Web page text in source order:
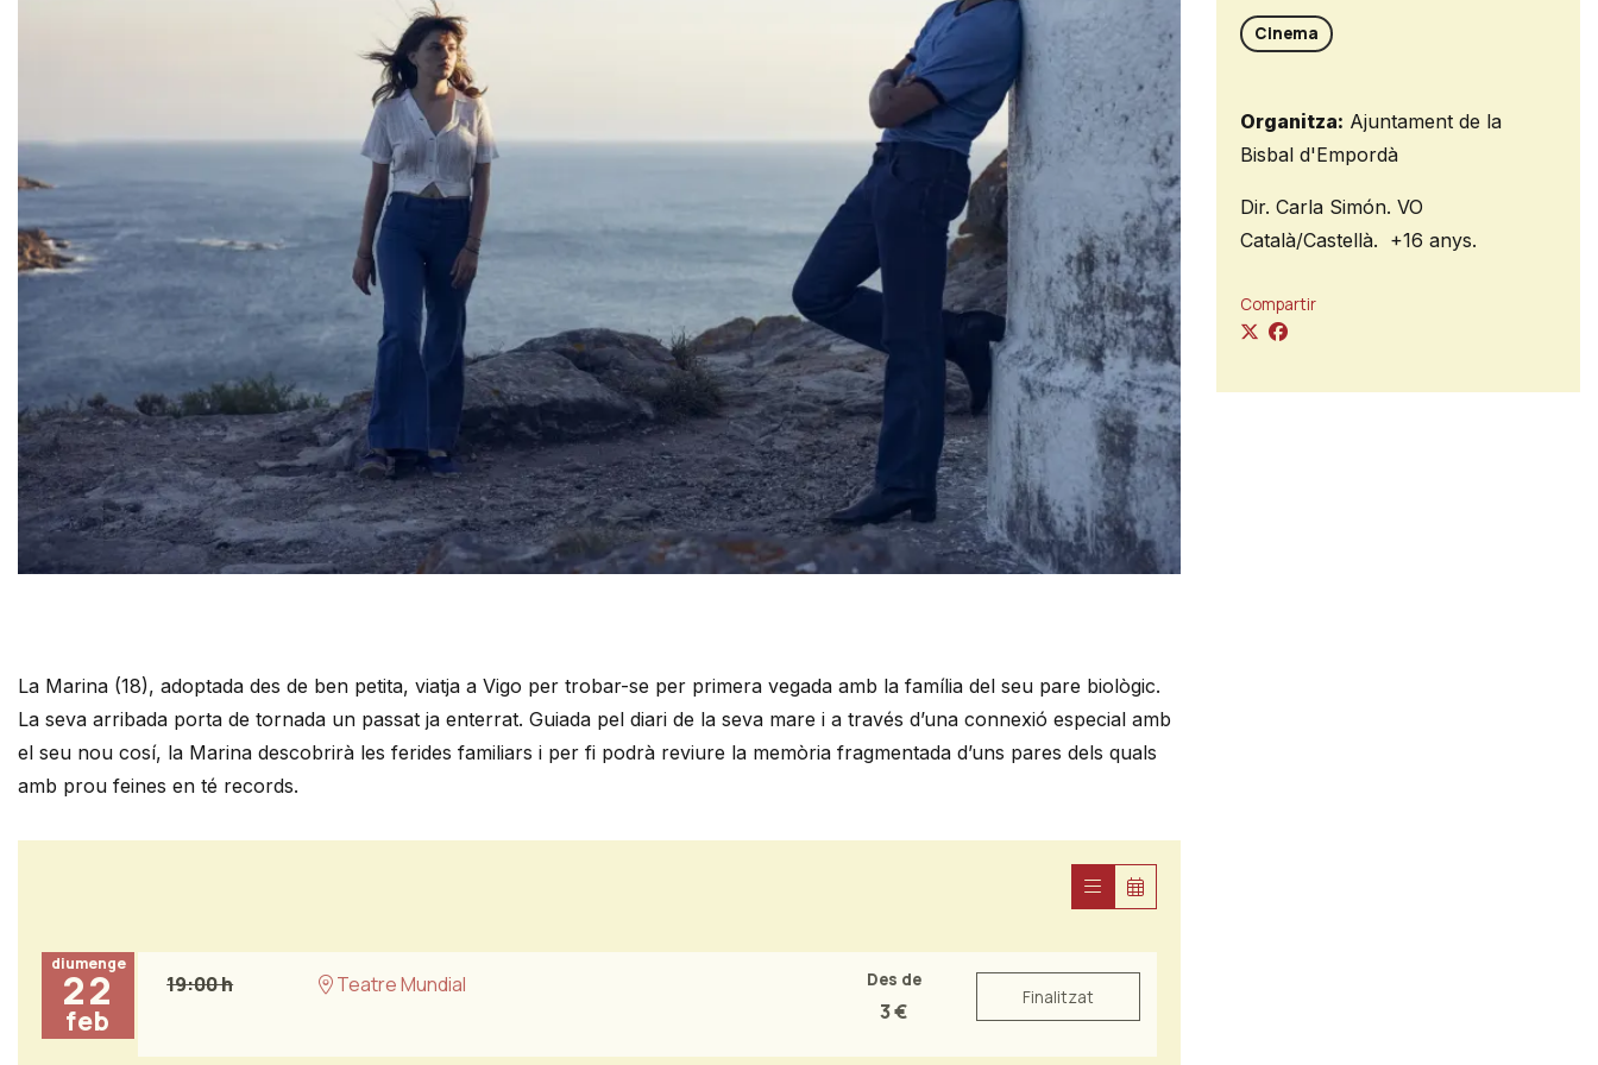
Cinema
Organitza: Ajuntament de la
Bisbal d'Empordà
Dir. Carla Simón. VO
Català/Castellà. +16 anys.
Compartir
La Marina (18), adoptada des de ben petita, viatja a Vigo per trobar-se per primera vegada amb la família del seu pare biològic.
La seva arribada porta de tornada un passat ja enterrat. Guiada pel diari de la seva mare i a través d’una connexió especial amb
el seu nou cosí, la Marina descobrirà les ferides familiars i per fi podrà reviure la memòria fragmentada d’uns pares dels quals
amb prou feines en té records.
diumenge
22
feb
19:00 h Teatre Mundial Des de
3 €
Finalitzat